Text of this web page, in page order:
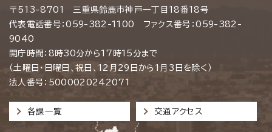
〒513-8701 三重県鈴鹿市神戸一丁目18番18号
代表電話番号：059-382-1100 ファクス番号：059-382-
9040
開庁時間：8時30分から17時15分まで
（土曜日・日曜日、祝日、12月29日から1月3日を除く）
法人番号：5000020242071
各課一覧 交通アクセス